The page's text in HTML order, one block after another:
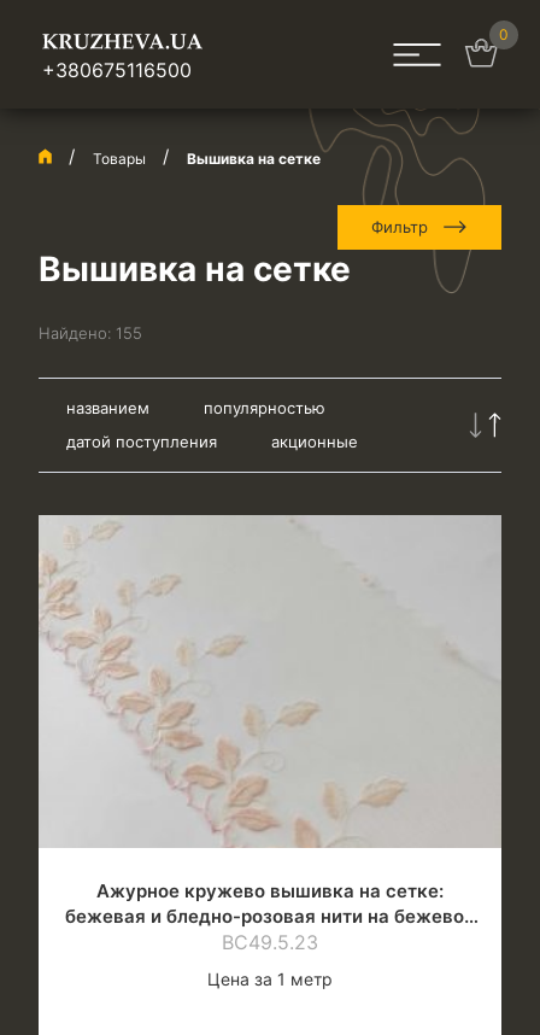
+380675116500
0
Товары Вышивка на сетке
Фильтр
Вышивка на сетке
Найдено: 155
названием
популярностью
датой поступления
акционные
Ажурное кружево вышивка на сетке:
бежевая и бледно-розовая нити на бежевой
сетке
ВС49.5.23
Цена за 1 метр